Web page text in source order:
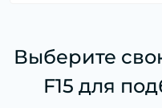
Выберите
F15 для